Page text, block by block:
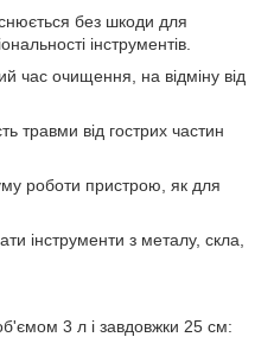
без шкоди для
інструментів.
час очищення, на відміну від
травми від гострих частин
роботи пристрою, як для
інструменти з металу, скла,
3 л і завдовжки 25 см: